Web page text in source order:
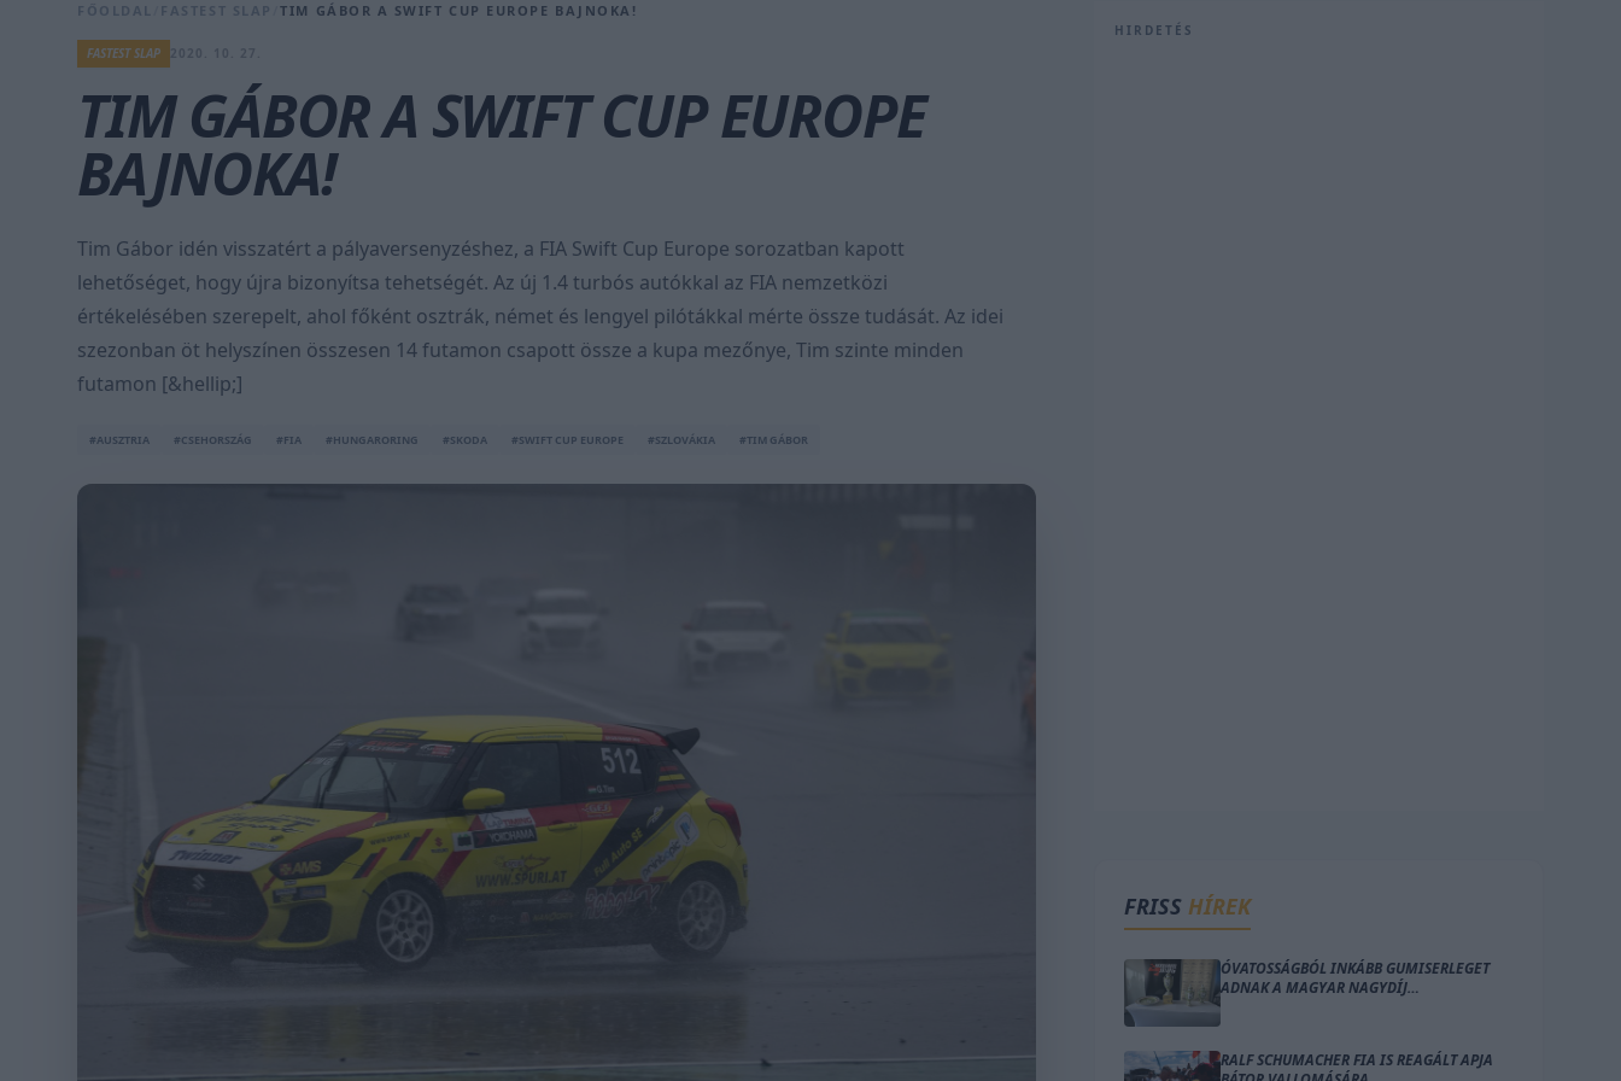
FŐOLDAL FASTEST SLAP /TIM GÁBOR A SWIFT CUP EUROPE BAJNOKA!
FASTEST SLAP
TIM GÁBOR A SWIFT CUP EUROPE
BAJNOKA!
Tim Gábor idén visszatért a pályaversenyzéshez, a FIA Swift Cup Europe sorozatban kapott
lehetőséget, hogy újra bizonyítsa tehetségét. Az új 1.4 turbós autókkal az FIA nemzetközi
értékelésében szerepelt, ahol főként osztrák, német és lengyel pilótákkal mérte össze tudását. Az idei
szezonban öt helyszínen összesen 14 futamon csapott össze a kupa mezőnye, Tim szinte minden
futamon [&hellip;]
#AUSZTRIA #CSEHORSZÁG #FIA #HUNGARORING #SKODA #SWIFT CUP EUROPE #SZLOVÁKIA #TIM GÁBOR
HIRDETÉS
FRISS HÍREK
ÓVATOSSÁGBÓL INKÁBB GUMISERLEGET
ADNAK A MAGYAR NAGYDÍJ
DOBOGÓSAINAK?
RALF SCHUMACHER FIA IS REAGÁLT APJA